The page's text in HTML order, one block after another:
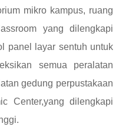
mikro kampus, ruang
yang dilengkapi
panel layar sentuh untuk
semua peralatan
gedung perpustakaan
Center,yang dilengkapi